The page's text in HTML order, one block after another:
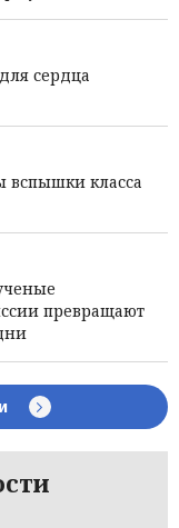
сердца
вспышки класса
превращают